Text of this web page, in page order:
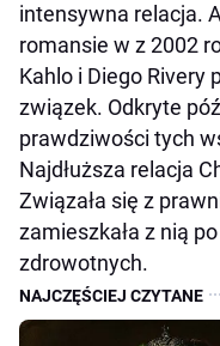
intensywna relacja.
romansie w z 2002
Kahlo i Diego Rivery
związek. Odkryte
prawdziwości tych
Najdłuższa relacja
Związała się z
zamieszkała z nią
zdrowotnych.